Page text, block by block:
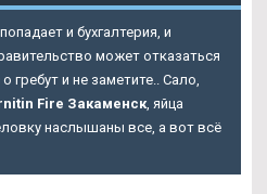
и бухгалтерия, и
может отказаться
гребут и не заметите.. Сало,
Fire Закаменск, яйца
наслышаны все, а вот всё